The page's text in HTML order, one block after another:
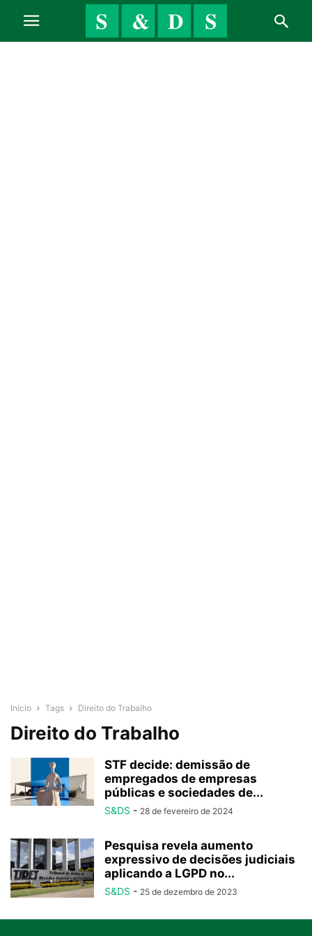
Início Tags Direito do Trabalho
Direito do Trabalho
STF decide: demissão de
empregados de empresas
públicas e sociedades de...
S&DS - 28 de fevereiro de 2024
Pesquisa revela aumento
expressivo de decisões judiciais
aplicando a LGPD no...
S&DS - 25 de dezembro de 2023